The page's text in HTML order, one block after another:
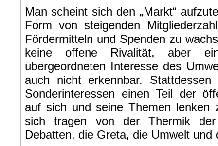
Man scheint sich den „Markt“
Form von steigenden
Fördermitteln und Spenden zu
keine offene Rivalität, aber
übergeordneten Interesse des
auch nicht erkennbar.
Sonderinteressen einen Teil der
auf sich und seine Themen lenken
sich tragen von der Thermik
Debatten, die Greta, die Umwelt